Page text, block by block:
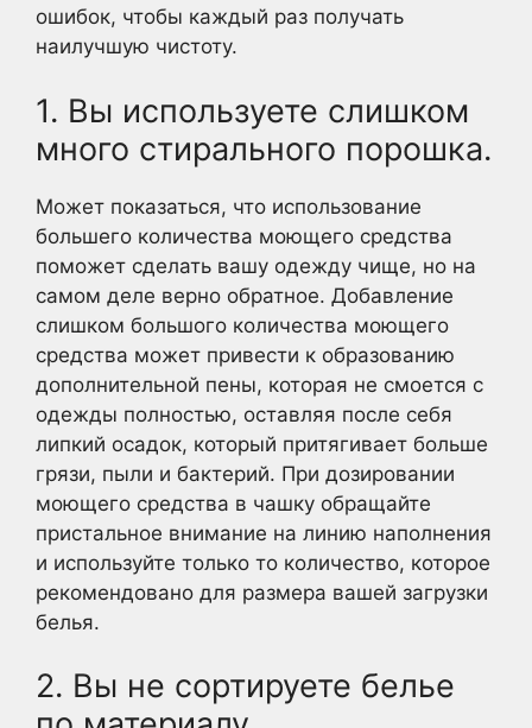
ошибок, чтобы каждый раз получать
наилучшую чистоту.
1. Вы используете слишком
много стирального порошка.
Может показаться, что использование
большего количества моющего средства
поможет сделать вашу одежду чище, но на
самом деле верно обратное. Добавление
слишком большого количества моющего
средства может привести к образованию
дополнительной пены, которая не смоется с
одежды полностью, оставляя после себя
липкий осадок, который притягивает больше
грязи, пыли и бактерий. При дозировании
моющего средства в чашку обращайте
пристальное внимание на линию наполнения
и используйте только то количество, которое
рекомендовано для размера вашей загрузки
белья.
2. Вы не сортируете белье